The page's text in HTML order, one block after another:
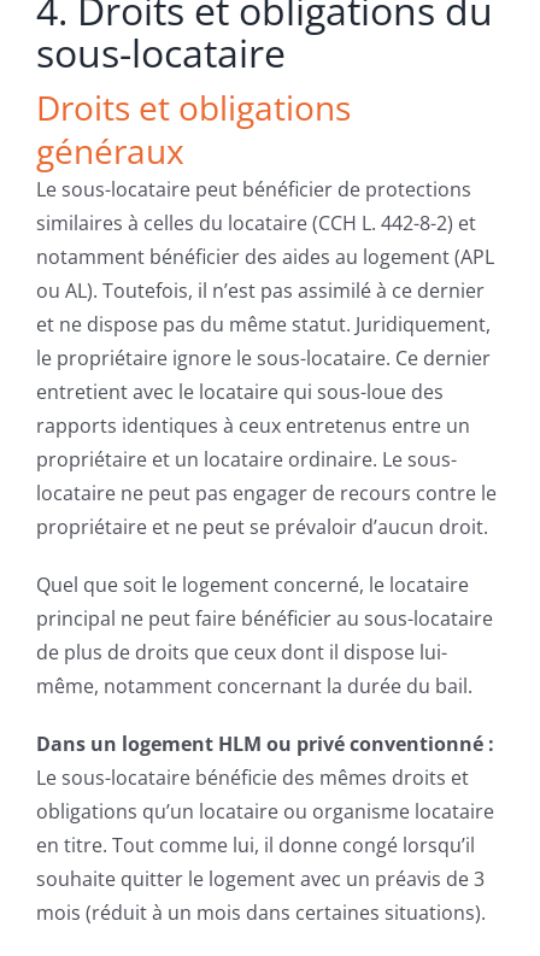
sous-locataire
Droits et obligations
généraux
Le sous-locataire peut bénéficier de protections
similaires à celles du locataire (CCH L. 442-8-2) et
notamment bénéficier des aides au logement (APL
ou AL). Toutefois, il n’est pas assimilé à ce dernier
et ne dispose pas du même statut. Juridiquement,
le propriétaire ignore le sous-locataire. Ce dernier
entretient avec le locataire qui sous-loue des
rapports identiques à ceux entretenus entre un
propriétaire et un locataire ordinaire. Le sous-
locataire ne peut pas engager de recours contre le
propriétaire et ne peut se prévaloir d’aucun droit.
Quel que soit le logement concerné, le locataire
principal ne peut faire bénéficier au sous-locataire
de plus de droits que ceux dont il dispose lui-
même, notamment concernant la durée du bail.
Dans un logement HLM ou privé conventionné :
Le sous-locataire bénéficie des mêmes droits et
obligations qu’un locataire ou organisme locataire
en titre. Tout comme lui, il donne congé lorsqu’il
souhaite quitter le logement avec un préavis de 3
mois (réduit à un mois dans certaines situations).